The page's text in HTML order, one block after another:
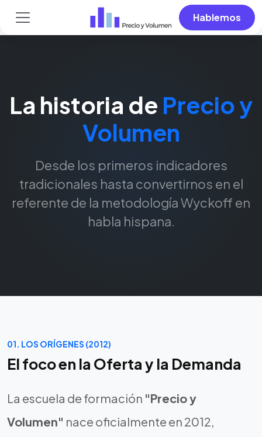
Hablemos
La historia de Precio y
Volumen
Desde los primeros indicadores
tradicionales hasta convertirnos en el
referente de la metodología Wyckoff en
habla hispana.
01. LOS ORÍGENES (2012)
El foco en la Oferta y la Demanda
La escuela de formación "Precio y
Volumen" nace oficialmente en 2012,